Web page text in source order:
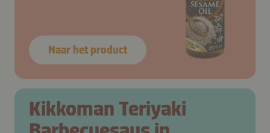
Naar het product
Kikkoman Teriyaki